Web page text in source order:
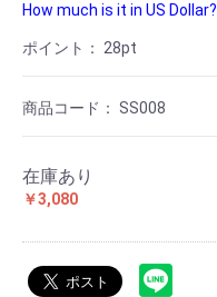
How much is it in US Dollar?
ポイント： 28pt
商品コード： SS008
在庫あり
￥3,080